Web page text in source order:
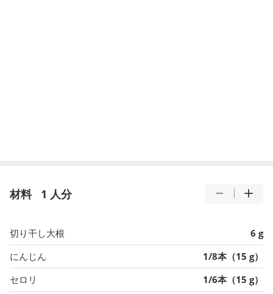
材料 1 人分
切り干し大根
6 g
にんじん
1/8本（15 g）
セロリ
1/6本（15 g）